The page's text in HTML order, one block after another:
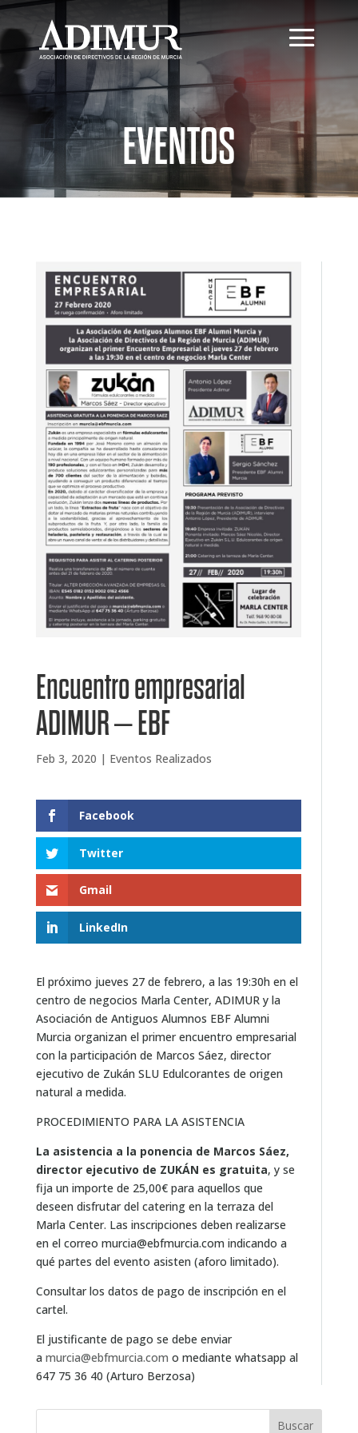
EVENTOS
Encuentro empresarial
ADIMUR – EBF
Feb 3, 2020 | Eventos Realizados
Facebook
Twitter
Gmail
LinkedIn
El próximo jueves 27 de febrero, a las 19:30h en el
centro de negocios Marla Center, ADIMUR y la
Asociación de Antiguos Alumnos EBF Alumni
Murcia organizan el primer encuentro empresarial
con la participación de Marcos Sáez, director
ejecutivo de Zukán SLU Edulcorantes de origen
natural a medida.
PROCEDIMIENTO PARA LA ASISTENCIA
La asistencia a la ponencia de Marcos Sáez,
director ejecutivo de ZUKÁN es gratuita, y se
fija un importe de 25,00€ para aquellos que
deseen disfrutar del catering en la terraza del
Marla Center. Las inscripciones deben realizarse
en el correo murcia@ebfmurcia.com indicando a
qué partes del evento asisten (aforo limitado).
Consultar los datos de pago de inscripción en el
cartel.
El justificante de pago se debe enviar
a murcia@ebfmurcia.com o mediante whatsapp al
647 75 36 40 (Arturo Berzosa)
Buscar